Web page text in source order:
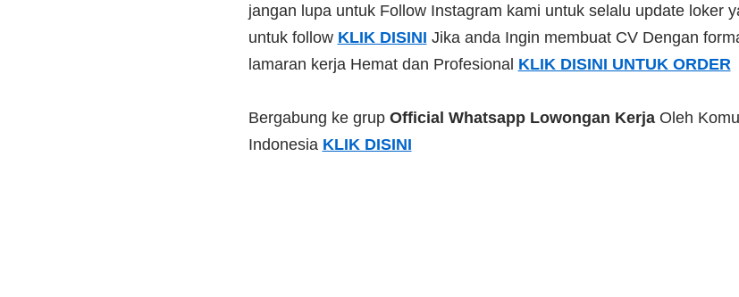
jangan lupa untuk Follow Instagram kami untuk selalu update loker
untuk follow KLIK DISINI Jika anda Ingin membuat CV Dengan
lamaran kerja Hemat dan Profesional KLIK DISINI UNTUK ORDER
Bergabung ke grup Official Whatsapp Lowongan Kerja Oleh
Indonesia KLIK DISINI